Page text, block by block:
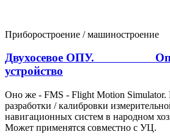
Приборостроение / машиностроение
Двухосевое ОПУ.
устройство
Оно же - FMS - Flight Motion Simulator.
разработки / калибровки
навигационных систем в
Может применятся совместно с УЦ.